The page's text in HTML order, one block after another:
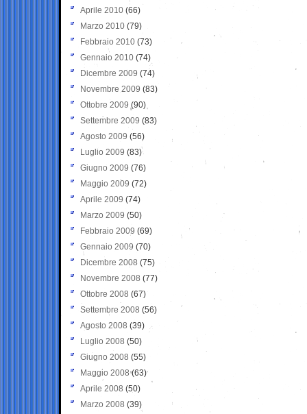
Aprile 2010 (66)
Marzo 2010 (79)
Febbraio 2010 (73)
Gennaio 2010 (74)
Dicembre 2009 (74)
Novembre 2009 (83)
Ottobre 2009 (90)
Settembre 2009 (83)
Agosto 2009 (56)
Luglio 2009 (83)
Giugno 2009 (76)
Maggio 2009 (72)
Aprile 2009 (74)
Marzo 2009 (50)
Febbraio 2009 (69)
Gennaio 2009 (70)
Dicembre 2008 (75)
Novembre 2008 (77)
Ottobre 2008 (67)
Settembre 2008 (56)
Agosto 2008 (39)
Luglio 2008 (50)
Giugno 2008 (55)
Maggio 2008(63)
Aprile 2008 (50)
Marzo 2008 (39)